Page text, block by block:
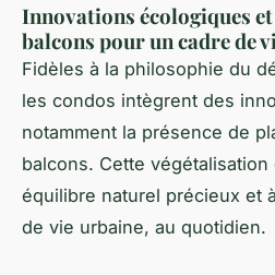
Innovations écologiques
balcons pour un cadre de
Fidèles à la philosophie du
les condos intègrent des
notamment la présence de
balcons. Cette
équilibre naturel précieux et
de vie urbaine, au quotidien.